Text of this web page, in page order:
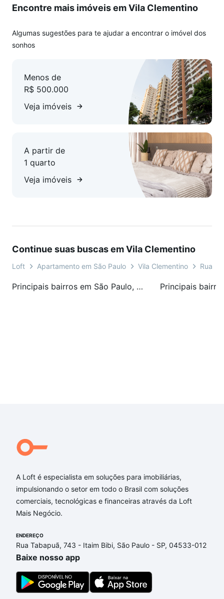
fácil às principais vias da região, próximo à Avenida
23 de Maio, Padarias, Restaurantes, Supermercados,
Escolas, Faculdades, Hospitais e Estação do Metrô AACD e
Consulte-nos sobre a disponibilidade e as informações do
imóvel anunciado. Valores sujeitos a alteração. Reservamos o
direito de corrigir possíveis erros de digitação/informação e
alterações de valores sem aviso prévio.
Encontre mais imóveis em Vila Clementino
Algumas sugestões para te ajudar a encontrar o imóvel dos
sonhos
Menos de
R$ 500.000
Veja imóveis
A partir de
1 quarto
Veja imóveis
Continue suas buscas em Vila Clementino
Loft Apartamento em São Paulo Vila Clementino Rua
Principais bairros em São Paulo, SP
A Loft é especialista em soluções para imobiliárias,
impulsionando o setor em todo o Brasil com soluções
comerciais, tecnológicas e financeiras através da Loft
Mais Negócio.
ENDEREÇO
Rua Tabapuã, 743 - Itaim Bibi, São Paulo - SP, 04533-012
Baixe nosso app